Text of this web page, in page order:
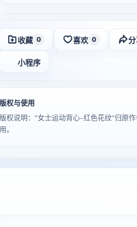
收藏 0 喜欢 0
小程序
版权与使用
版权说明：“女士运动背心-红色花纹”归原
用。